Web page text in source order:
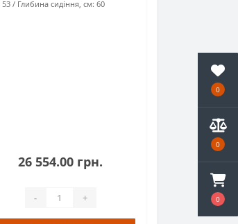
0
0
0
53 Глибина сидіння, см: 60
26 554.00 грн.
- +